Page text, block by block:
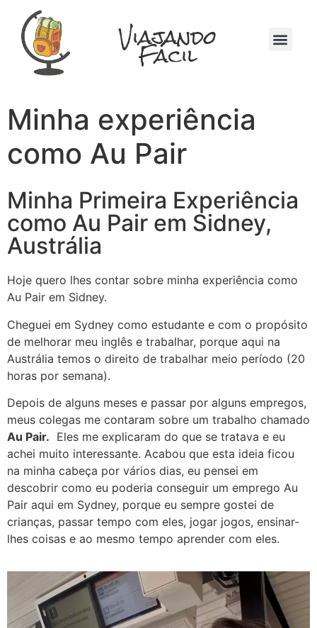
Viajando
Fácil
Minha experiência
como Au Pair
Minha Primeira Experiência
como Au Pair em Sidney,
Austrália
Hoje quero lhes contar sobre minha experiência como
Au Pair em Sidney.
Cheguei em Sydney como estudante e com o propósito
de melhorar meu inglês e trabalhar, porque aqui na
Austrália temos o direito de trabalhar meio período (20
horas por semana).
Depois de alguns meses e passar por alguns empregos,
meus colegas me contaram sobre um trabalho chamado
Au Pair. Eles me explicaram do que se tratava e eu
achei muito interessante. Acabou que esta ideia ficou
na minha cabeça por vários dias, eu pensei em
descobrir como eu poderia conseguir um emprego Au
Pair aqui em Sydney, porque eu sempre gostei de
crianças, passar tempo com eles, jogar jogos, ensinar-
lhes coisas e ao mesmo tempo aprender com eles.